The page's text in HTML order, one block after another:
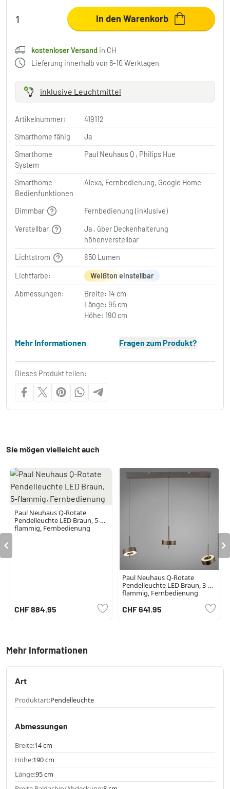
In den Warenkorb
kostenloser Versand in CH
Lieferung innerhalb von 6-10 Werktagen
inklusive Leuchtmittel
Artikelnummer:
419112
Smarthome fähig
Ja
Smarthome
System
Paul Neuhaus Q , Philips Hue
Smarthome
Bedienfunktionen
Alexa, Fernbedienung, Google Home
Dimmbar Fernbedienung (inklusive)
Verstellbar
Ja , über Deckenhalterung
höhenverstellbar
Lichtstrom
850 Lumen
Lichtfarbe: Weißton einstellbar
Abmessungen:
Breite: 14 cm
Länge: 95 cm
Höhe: 190 cm
Mehr Informationen Fragen zum Produkt?
Dieses Produkt teilen:
Sie mögen vielleicht auch
Paul Neuhaus Q-Rotate
Pendelleuchte LED Braun, 5-
flammig, Fernbedienung
CHF 884.95
Paul Neuhaus Q-Rotate
Pendelleuchte LED Braun, 3-
flammig, Fernbedienung
CHF 641.95
Mehr Informationen
Art
Produktart:Pendelleuchte
Abmessungen
Breite:14 cm
Höhe:190 cm
Länge:95 cm